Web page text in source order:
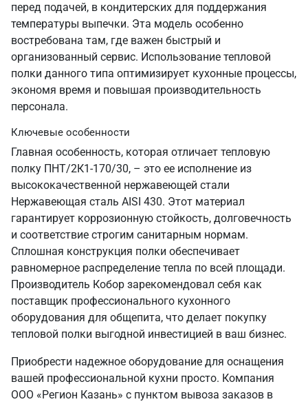
перед подачей, в кондитерских для поддержания
температуры выпечки. Эта модель особенно
востребована там, где важен быстрый и
организованный сервис. Использование тепловой
полки данного типа оптимизирует кухонные процессы,
экономя время и повышая производительность
персонала.
Ключевые особенности
Главная особенность, которая отличает тепловую
полку ПНТ/2К1-170/30, – это ее исполнение из
высококачественной нержавеющей стали
Нержавеющая сталь AISI 430. Этот материал
гарантирует коррозионную стойкость, долговечность
и соответствие строгим санитарным нормам.
Сплошная конструкция полки обеспечивает
равномерное распределение тепла по всей площади.
Производитель Кобор зарекомендовал себя как
поставщик профессионального кухонного
оборудования для общепита, что делает покупку
тепловой полки выгодной инвестицией в ваш бизнес.
Приобрести надежное оборудование для оснащения
вашей профессиональной кухни просто. Компания
ООО «Регион Казань» с пунктом вывоза заказов в